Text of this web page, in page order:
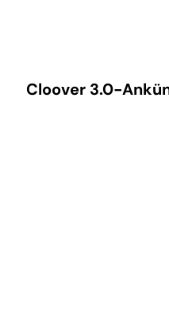
Cloover 3.0-